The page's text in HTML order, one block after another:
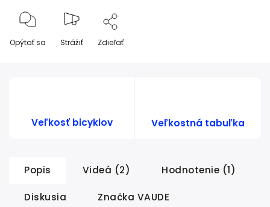
Opýtať sa Strážiť Zdieľať
Veľkosť bicyklov Veľkostná tabuľka
Popis Videá (2) Hodnotenie (1)
Diskusia Značka VAUDE